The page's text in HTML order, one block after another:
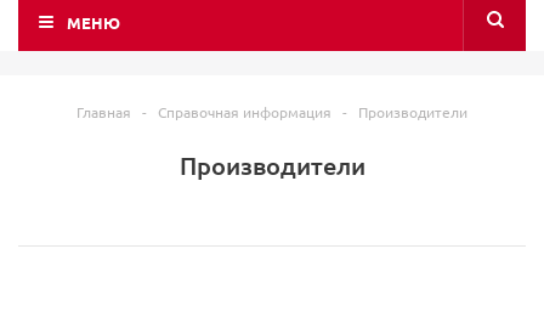
МЕНЮ
Главная - Справочная информация - Производители
Производители